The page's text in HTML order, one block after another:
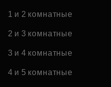
1 и 2 комнатные
2 и 3 комнатные
3 и 4 комнатные
4 и 5 комнатные